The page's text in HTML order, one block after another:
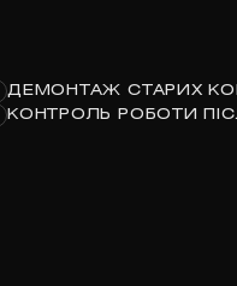
ДЕМОНТАЖ СТАРИХ
КОНТРОЛЬ РОБОТИ